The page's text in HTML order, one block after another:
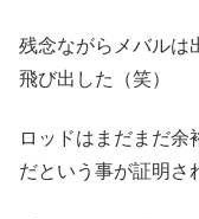
残念ながらメバルは
飛び出した（笑）
ロッドはまだまだ余
だという事が証明さ